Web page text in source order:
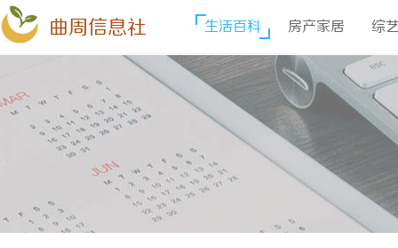
曲周信息社 生活百科 房产家居 综